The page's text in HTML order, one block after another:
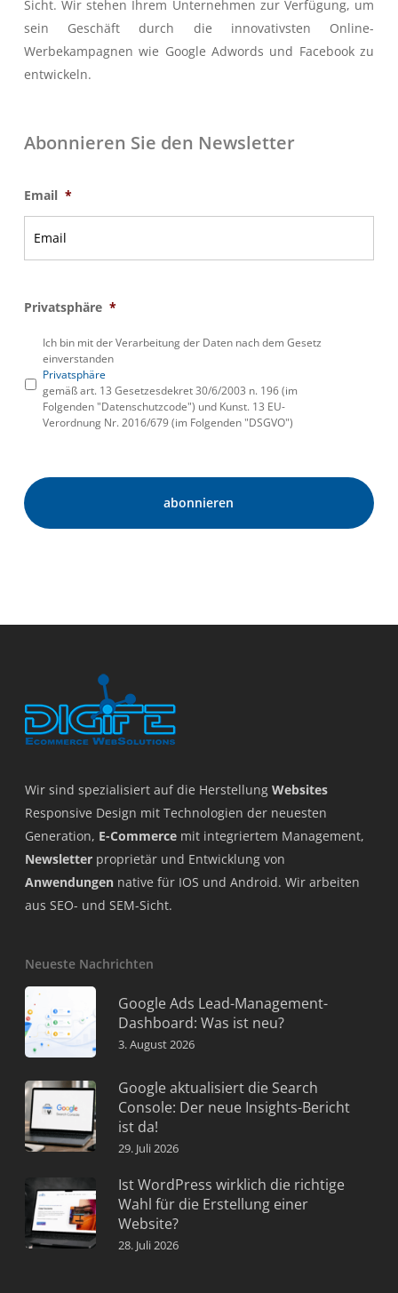
Sicht. Wir stehen Ihrem Unternehmen zur Verfügung, um
sein Geschäft durch die innovativsten Online-
Werbekampagnen wie Google Adwords und Facebook zu
entwickeln.
Abonnieren Sie den Newsletter
Email *
Privatsphäre *
Ich bin mit der Verarbeitung der Daten nach dem Gesetz
einverstanden
Privatsphäre
gemäß art. 13 Gesetzesdekret 30/6/2003 n. 196 (im
Folgenden "Datenschutzcode") und Kunst. 13 EU-
Verordnung Nr. 2016/679 (im Folgenden "DSGVO")
Wir sind spezialisiert auf die Herstellung Websites
Responsive Design mit Technologien der neuesten
Generation, E-Commerce mit integriertem Management,
Newsletter proprietär und Entwicklung von
Anwendungen native für IOS und Android. Wir arbeiten
aus SEO- und SEM-Sicht.
Neueste Nachrichten
Google Ads Lead-Management-
Dashboard: Was ist neu?
3. August 2026
Google aktualisiert die Search
Console: Der neue Insights-Bericht
ist da!
29. Juli 2026
Ist WordPress wirklich die richtige
Wahl für die Erstellung einer
Website?
28. Juli 2026